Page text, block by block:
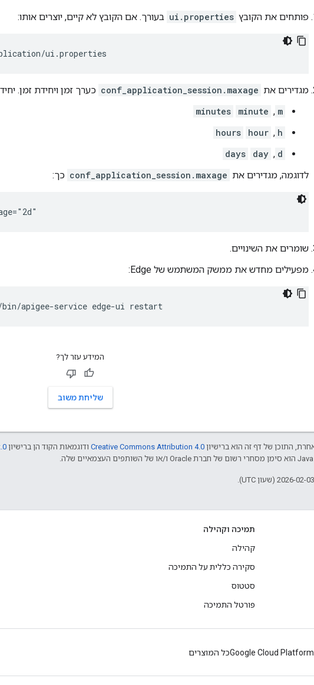
פותחים את הקובץ ui.properties בעורך. אם הקובץ לא קיים, יוצרים אותו:
ui.properties
מגדירים את conf_application_session.maxage כערך זמן ויחידת זמן.
m
,
minute
minutes
h
,
hour
hours
d
,
day
days
לדוגמה, מגדירים את conf_application_session.maxage כך:
שומרים את השינויים.
מפעילים מחדש את ממשק המשתמש של Edge:
apigee-service edge-ui restart
המידע עזר לך?
שליחת משוב
התוכן של דף זה הוא ברישיון Creative Commons Attribution 4.0 ודוגמאות הקוד הן ברישיון
תמיכה וקהילה
קהילה
סקירה כללית על התמיכה
סטטוס
פורטל התמיכה
Google Cloud Platformכל המוצרים